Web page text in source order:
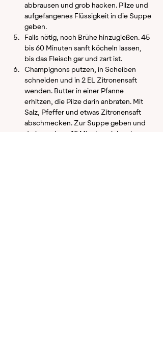
abbrausen und grob hacken. Pilze und
aufgefangenes Flüssigkeit in die Suppe
geben.
Falls nötig, noch Brühe hinzugießen. 45
bis 60 Minuten sanft köcheln lassen,
bis das Fleisch gar und zart ist.
Champignons putzen, in Scheiben
schneiden und in 2 EL Zitronensaft
wenden. Butter in einer Pfanne
erhitzen, die Pilze darin anbraten. Mit
Salz, Pfeffer und etwas Zitronensaft
abschmecken. Zur Suppe geben und
darin noch ca. 15 Minuten ziehen lassen.